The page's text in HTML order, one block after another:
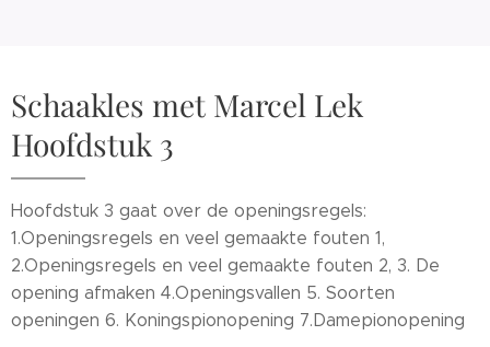
Schaakles met Marcel Lek
Hoofdstuk 3
Hoofdstuk 3 gaat over de openingsregels:
1.Openingsregels en veel gemaakte fouten 1,
2.Openingsregels en veel gemaakte fouten 2, 3. De
opening afmaken 4.Openingsvallen 5. Soorten
openingen 6. Koningspionopening 7.Damepionopening